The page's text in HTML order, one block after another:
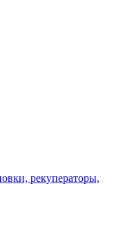
рекуператоры,